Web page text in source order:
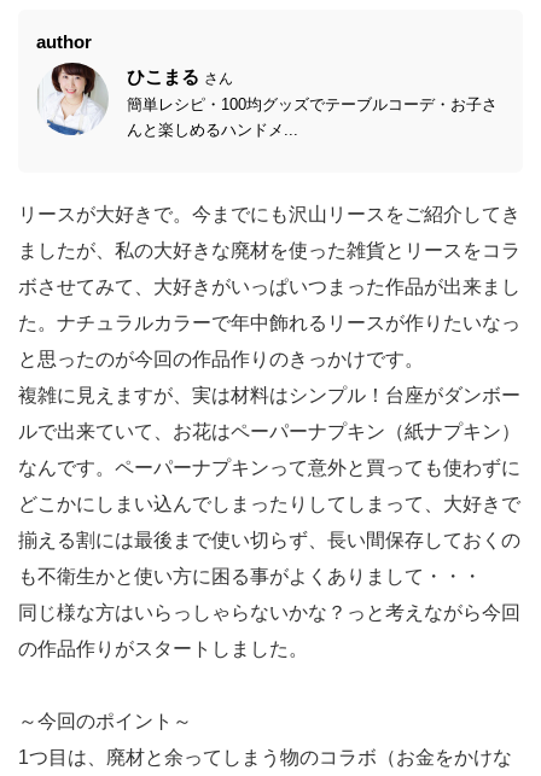
author
ひこまる さん
簡単レシピ・100均グッズでテーブルコーデ・お子さ
んと楽しめるハンドメ...
リースが大好きで。今までにも沢山リースをご紹介してき
ましたが、私の大好きな廃材を使った雑貨とリースをコラ
ボさせてみて、大好きがいっぱいつまった作品が出来まし
た。ナチュラルカラーで年中飾れるリースが作りたいなっ
と思ったのが今回の作品作りのきっかけです。
複雑に見えますが、実は材料はシンプル！台座がダンボー
ルで出来ていて、お花はペーパーナプキン（紙ナプキン）
なんです。ペーパーナプキンって意外と買っても使わずに
どこかにしまい込んでしまったりしてしまって、大好きで
揃える割には最後まで使い切らず、長い間保存しておくの
も不衛生かと使い方に困る事がよくありまして・・・
同じ様な方はいらっしゃらないかな？っと考えながら今回
の作品作りがスタートしました。
～今回のポイント～
1つ目は、廃材と余ってしまう物のコラボ（お金をかけな